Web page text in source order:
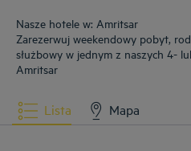
Nasze hotele w: Amritsar
Zarezerwuj weekendowy pobyt,
służbowy w jednym z naszych 4-
Amritsar
Lista Mapa